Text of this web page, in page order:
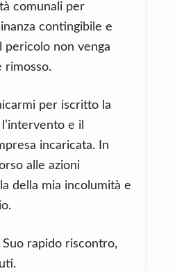
comunali per
contingibile e
pericolo non venga
rimosso.
per iscritto la
e il
incaricata. In
alle azioni
della mia incolumità e
rapido riscontro,